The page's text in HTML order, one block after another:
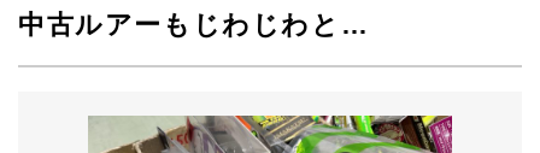
中古ルアーもじわじわと…